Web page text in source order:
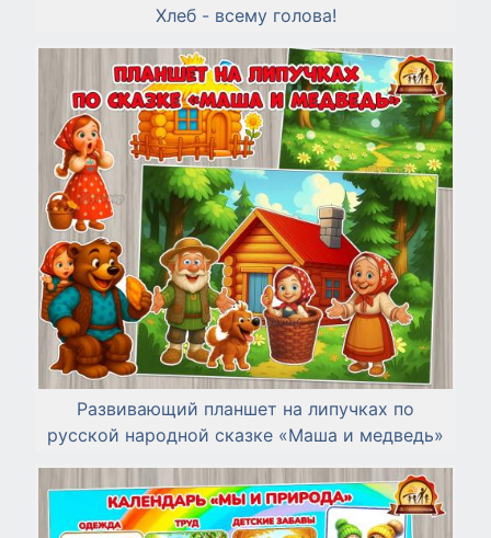
Хлеб - всему голова!
Развивающий планшет на липучках по
русской народной сказке «Маша и медведь»